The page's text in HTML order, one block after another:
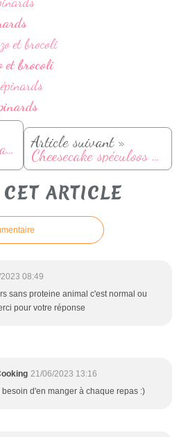
et brocoli
Palets de légumes maison Article suivant »
Cheesecake spéculoos et framboises à la Multi Délices
ARTICLE
08:49
sans proteine animal c'est normal ou
pour votre réponse
21/06/2023 13:16
besoin d'en manger à chaque repas :)